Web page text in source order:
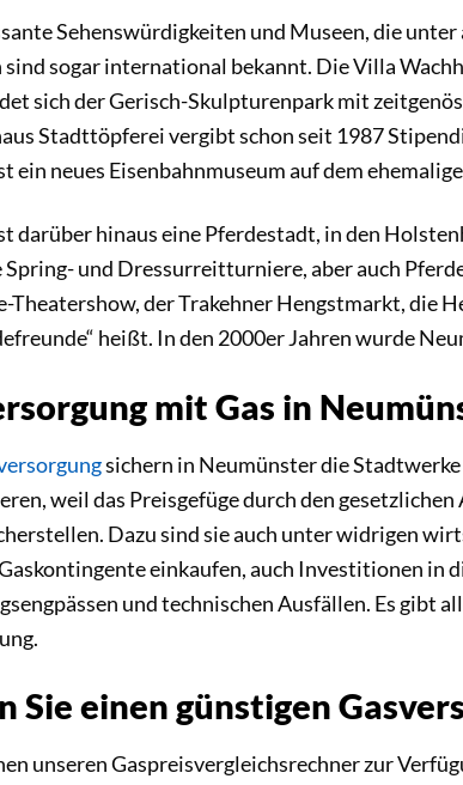
Sehenswürdigkeiten und Museen, die
sogar international bekannt. Die Villa
sich der Gerisch-Skulpturenpark mit
Stadttöpferei vergibt schon seit 1987
ein neues Eisenbahnmuseum auf dem
darüber hinaus eine Pferdestadt, in den
und Dressurreitturniere, aber auch
Theatershow, der Trakehner Hengstmarkt, die
heißt. In den 2000er Jahren wurde
mit Gas in
sichern in Neumünster die
weil das Preisgefüge durch den
Dazu sind sie auch unter widrigen
einkaufen, auch Investitionen in
und technischen Ausfällen. Es
Sie einen günstigen
unseren Gaspreisvergleichsrechner zur